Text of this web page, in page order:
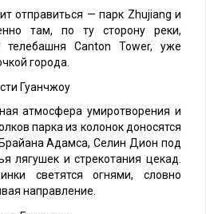
отправиться — парк Zhujiang и
там, по ту сторону реки,
телебашня Canton Tower, уже
города.
атмосфера умиротворения и
парка из колонок доносятся
Адамса, Селин Дион под
лягушек и стрекотания цекад.
светятся огнями, словно
направление.